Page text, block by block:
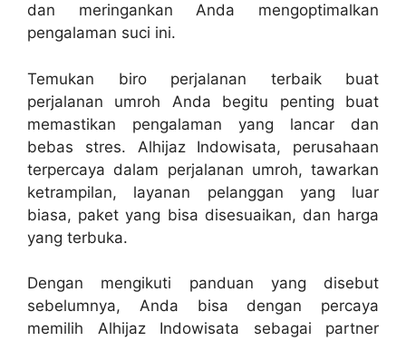
dan meringankan Anda mengoptimalkan
pengalaman suci ini.
Temukan biro perjalanan terbaik buat
perjalanan umroh Anda begitu penting buat
memastikan pengalaman yang lancar dan
bebas stres. Alhijaz Indowisata, perusahaan
terpercaya dalam perjalanan umroh, tawarkan
ketrampilan, layanan pelanggan yang luar
biasa, paket yang bisa disesuaikan, dan harga
yang terbuka.
Dengan mengikuti panduan yang disebut
sebelumnya, Anda bisa dengan percaya
memilih Alhijaz Indowisata sebagai partner